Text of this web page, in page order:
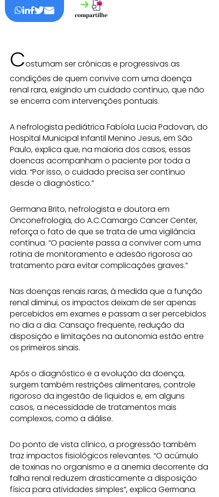
Costumam ser crônicas e progressivas as
condições de quem convive com uma doença
renal rara, exigindo um cuidado contínuo, que não
se encerra com intervenções pontuais.
A nefrologista pediátrica Fabíola Lucia Padovan, do
Hospital Municipal Infantil Menino Jesus, em São
Paulo, explica que, na maioria dos casos, essas
doencas acompanham o paciente por toda a
vida. “Por isso, o cuidado precisa ser contínuo
desde o diagnóstico.”
Germana Brito, nefrologista e doutora em
Onconefrologia, do A.C.Camargo Cancer Center,
reforça o fato de que se trata de uma vigilância
contínua. “O paciente passa a conviver com uma
rotina de monitoramento e adesão rigorosa ao
tratamento para evitar complicações graves.”
Nas doenças renais raras, à medida que a função
renal diminui, os impactos deixam de ser apenas
percebidos em exames e passam a ser percebidos
no dia a dia. Cansaço frequente, redução da
disposição e limitações na autonomia estão entre
os primeiros sinais.
Após o diagnóstico e a evolução da doença,
surgem também restrições alimentares, controle
rigoroso da ingestão de líquidos e, em alguns
casos, a necessidade de tratamentos mais
complexos, como a diálise.
Do ponto de vista clínico, a progressão também
traz impactos fisiológicos relevantes. “O acúmulo
de toxinas no organismo e a anemia decorrente da
falha renal reduzem drasticamente a disposição
física para atividades simples”, explica Germana.